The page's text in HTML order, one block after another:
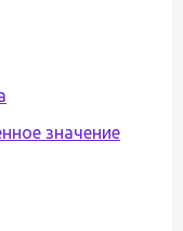
значение